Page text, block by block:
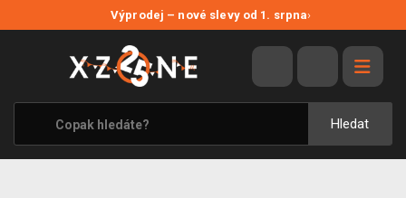
Výprodej – nové slevy od 1. srpna›
Hledat
VÝPRODEJ
VIDEOHRY
XZONE ORIGINALS
TÉMATIKY